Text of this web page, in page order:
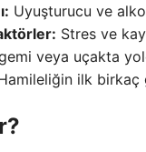
Uyuşturucu ve
Stres ve
veya uçakta
ilk birkaç